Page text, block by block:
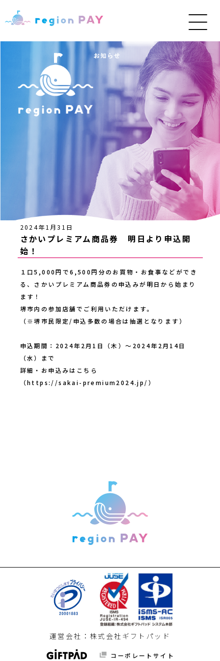
2024年1月31日
さかいプレミアム商品券 明日より申込開
始！
１口5,000円で6,500円分のお買物・お食事などができ
る、さかいプレミアム商品券の申込みが明日から始まり
ます！
堺市内の参加店舗でご利用いただけます。
（※堺市民限定/申込多数の場合は抽選となります）
申込期間：2024年2月1日（木）～2024年2月14日
（水）まで
詳細・お申込みはこちら
（https://sakai-premium2024.jp/ ）
運営会社：株式会社ギフトパッド
コーポレートサイト